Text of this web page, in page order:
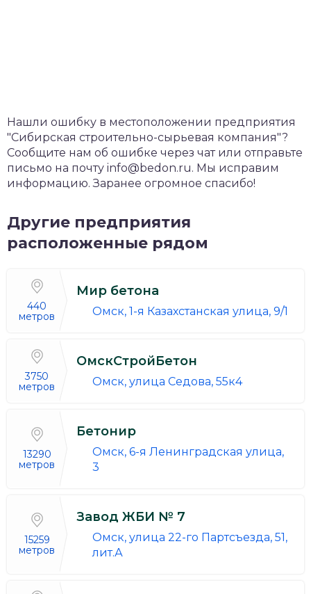
Нашли ошибку в местоположении предприятия
"Сибирская строительно-сырьевая компания"?
Сообщите нам об ошибке через чат или отправьте
письмо на почту info@bedon.ru. Мы исправим
информацию. Заранее огромное спасибо!
Другие предприятия
расположенные рядом
440
метров
Мир бетона
Омск, 1-я Казахстанская улица, 9/1
3750
метров
ОмскСтройБетон
Омск, улица Седова, 55к4
13290
метров
Бетонир
Омск, 6-я Ленинградская улица,
3
15259
метров
Завод ЖБИ № 7
Омск, улица 22-го Партсъезда, 51,
лит.А